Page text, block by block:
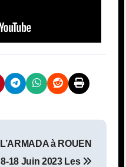
L’ARMADA à ROUEN
8-18 Juin 2023 Les